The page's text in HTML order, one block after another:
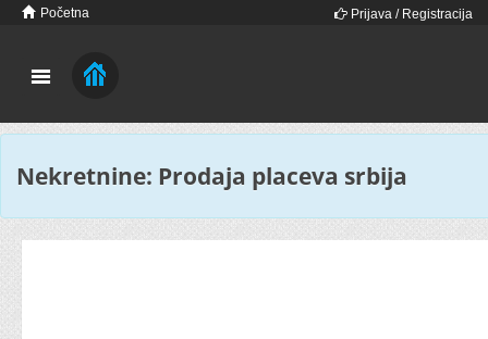
Početna Prijava / Registracija
Nekretnine: Prodaja placeva srbija